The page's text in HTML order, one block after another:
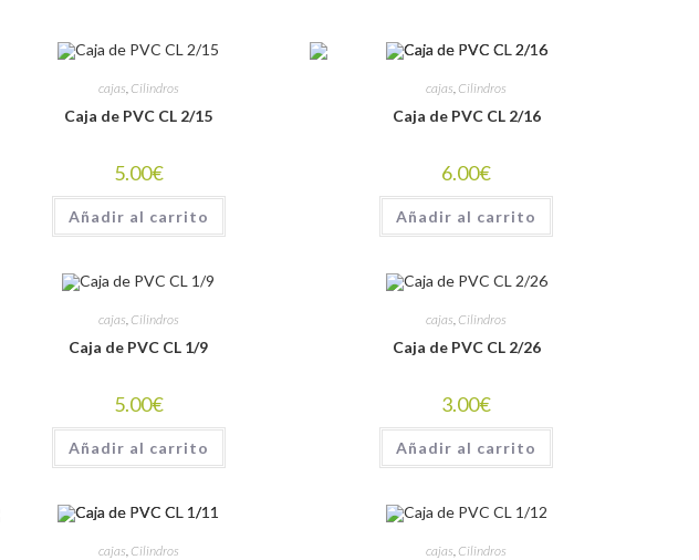
cajas, Cilindros
Caja de PVC CL 2/15
5.00€
Añadir al carrito
cajas, Cilindros
Caja de PVC CL 2/16
6.00€
Añadir al carrito
cajas, Cilindros
Caja de PVC CL 1/9
5.00€
Añadir al carrito
cajas, Cilindros
Caja de PVC CL 2/26
3.00€
Añadir al carrito
cajas, Cilindros cajas, Cilindros